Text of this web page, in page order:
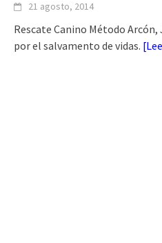
21 agosto, 2014
Rescate Canino Método
por el salvamento de vidas. [